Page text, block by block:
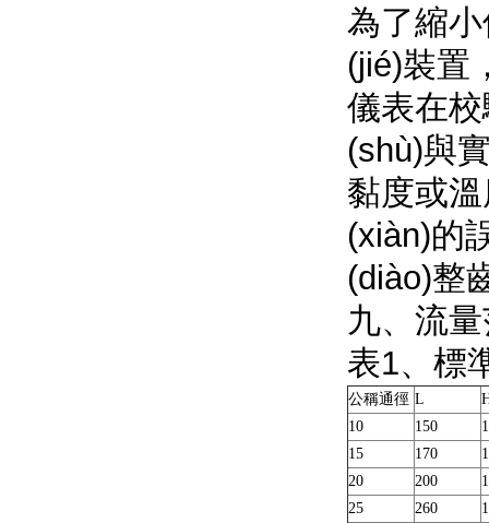
為了縮
(jié)裝置
儀表在校
(shù)與實
黏度或
(xiàn)的
(diào)整
九、流
表1
公稱通徑 L
10
150
15
170
20
200
25
260